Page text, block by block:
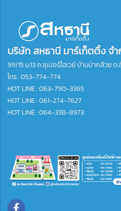
บริษัท สหธานี มาร์เก็ตติ้ง จ
99/15 ม.13 ถ.ซุเปอร์ไฮเวย์ บ้านป่ากล้วย
โทร :053-774-774
HOT LINE : 063-790-3365
HOT LINE : 061-274-7627
HOT LINE : 064-338-8973